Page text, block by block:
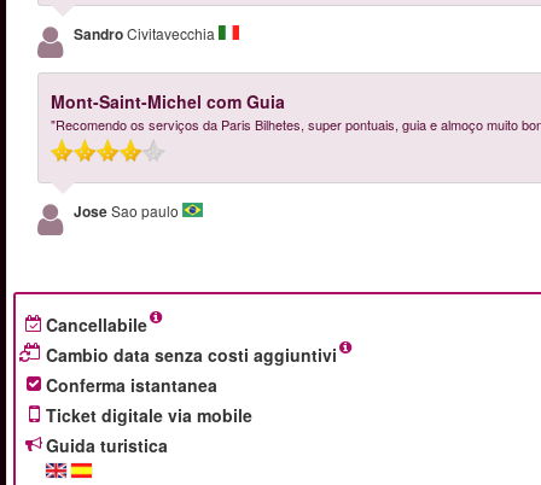
SandroCivitavecchia
Mont-Saint-Michel com Guia
"Recomendo os serviços da Paris Bilhetes, super pontuais, guia e almoço muito
JoseSao paulo
Cancellabile
Cambio data senza costi aggiuntivi
Conferma istantanea
Ticket digitale via mobile
Guida turistica